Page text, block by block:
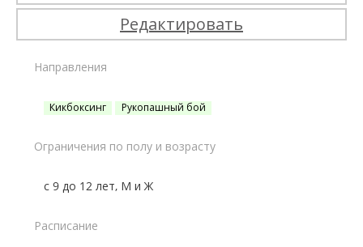
Редактировать
Направления
Кикбоксинг Рукопашный бой
Ограничения по полу и возрасту
с 9 до 12 лет, М и Ж
Расписание